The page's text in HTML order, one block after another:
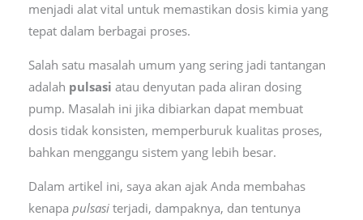
menjadi alat vital untuk memastikan dosis kimia yang
tepat dalam berbagai proses.
Salah satu masalah umum yang sering jadi tantangan
adalah pulsasi atau denyutan pada aliran dosing
pump. Masalah ini jika dibiarkan dapat membuat
dosis tidak konsisten, memperburuk kualitas proses,
bahkan menggangu sistem yang lebih besar.
Dalam artikel ini, saya akan ajak Anda membahas
kenapa pulsasiterjadi, dampaknya, dan tentunya